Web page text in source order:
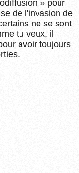
» pour
de l'invasion de
ne se sont
tu veux, il
avoir toujours